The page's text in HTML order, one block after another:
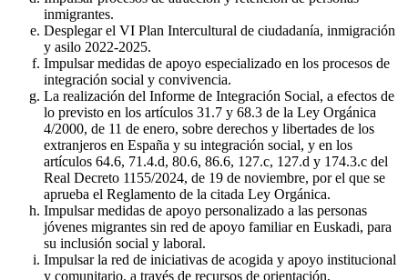
inmigrantes.
Desplegar el VI Plan Intercultural de ciudadanía, inmigración
y asilo 2022-2025.
Impulsar medidas de apoyo especializado en los procesos de
integración social y convivencia.
La realización del Informe de Integración Social, a efectos de
lo previsto en los artículos 31.7 y 68.3 de la Ley Orgánica
4/2000, de 11 de enero, sobre derechos y libertades de los
extranjeros en España y su integración social, y en los
artículos 64.6, 71.4.d, 80.6, 86.6, 127.c, 127.d y 174.3.c del
Real Decreto 1155/2024, de 19 de noviembre, por el que se
aprueba el Reglamento de la citada Ley Orgánica.
Impulsar medidas de apoyo personalizado a las personas
jóvenes migrantes sin red de apoyo familiar en Euskadi, para
su inclusión social y laboral.
Impulsar la red de iniciativas de acogida y apoyo institucional
y comunitario, a través de recursos de orientación,